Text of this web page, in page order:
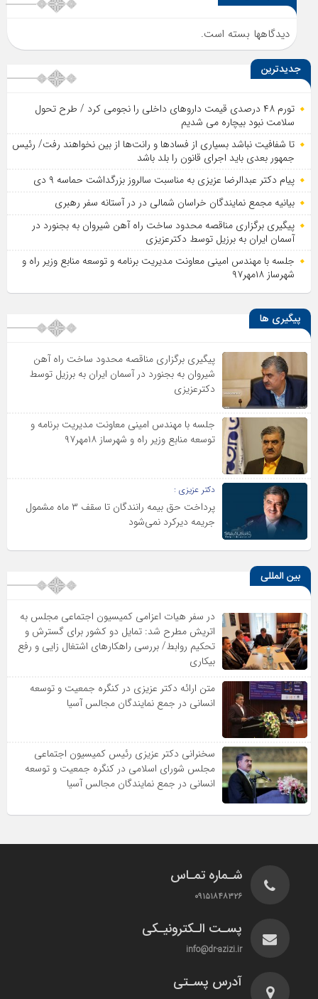
دیدگاهها بسته است.
جدیدترین
تورم ۴۸ درصدی قیمت داروهای داخلی را نجومی کرد / طرح تحول
سلامت نبود بیچاره می شدیم
تا شفافیت نباشد بسیاری از فساد‌ها و رانت‌ها از بین نخواهند رفت/ رئیس
جمهور بعدی باید اجرای قانون را بلد باشد
پیام دکتر عبدالرضا عزیزی به مناسبت سالروز بزرگداشت حماسه ۹ دی
بیانیه مجمع نمایندگان خراسان شمالی در در آستانه سفر رهبری
پیگیری برگزاری مناقصه محدود ساخت راه آهن شیروان به بجنورد در
آسمان ایران به برزیل توسط دکترعزیزی
جلسه با مهندس امینی معاونت مدیریت برنامه و توسعه منابع وزیر راه و
شهرساز ۱۸مهر۹۷
پیگیری ها
پیگیری برگزاری مناقصه محدود ساخت راه آهن
شیروان به بجنورد در آسمان ایران به برزیل توسط
دکترعزیزی
جلسه با مهندس امینی معاونت مدیریت برنامه و
توسعه منابع وزیر راه و شهرساز ۱۸مهر۹۷
دکتر عزیزی :
پرداخت حق بیمه رانندگان تا سقف ۳ ماه مشمول
جریمه دیرکرد نمی‌شود
بین المللی
در سفر هیات اعزامی کمیسیون اجتماعی مجلس به
اتریش مطرح شد: تمایل دو کشور برای گسترش و
تحکیم روابط/ بررسی راهکارهای اشتغال زایی و رفع
بیکاری
متن ارائه دکتر عزیزى در کنگره جمعیت و توسعه
انسانى در جمع نمایندگان مجالس آسیا
سخنرانى دکتر عزیزى رئیس کمیسیون اجتماعى
مجلس شوراى اسلامى در کنگره جمعیت و توسعه
انسانى در جمع نمایندگان مجالس آسیا
شـماره تمـاس
۰۹۱۵۱۸۴۸۳۲۶
پسـت الـکترونیـکی
info@dr-azizi.ir
آدرس پسـتی